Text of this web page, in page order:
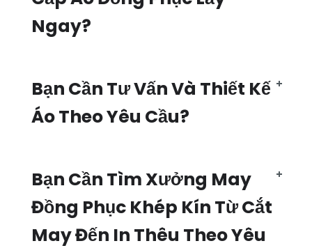
Ngay?
Bạn Cần Tư Vấn Và Thiết Kế
Áo Theo Yêu Cầu?
Bạn Cần Tìm Xưởng May
Đồng Phục Khép Kín Từ Cắt
May Đến In Thêu Theo Yêu